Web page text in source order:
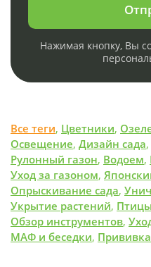
Нажимая кнопку, Вы
Все теги, Цветники,
Освещение, Дизайн сада,
Рулонный газон, Водоем,
Уход за газоном,
Опрыскивание сада,
Укрытие растений,
Обзор инструментов,
МАФ и беседки, Прививка